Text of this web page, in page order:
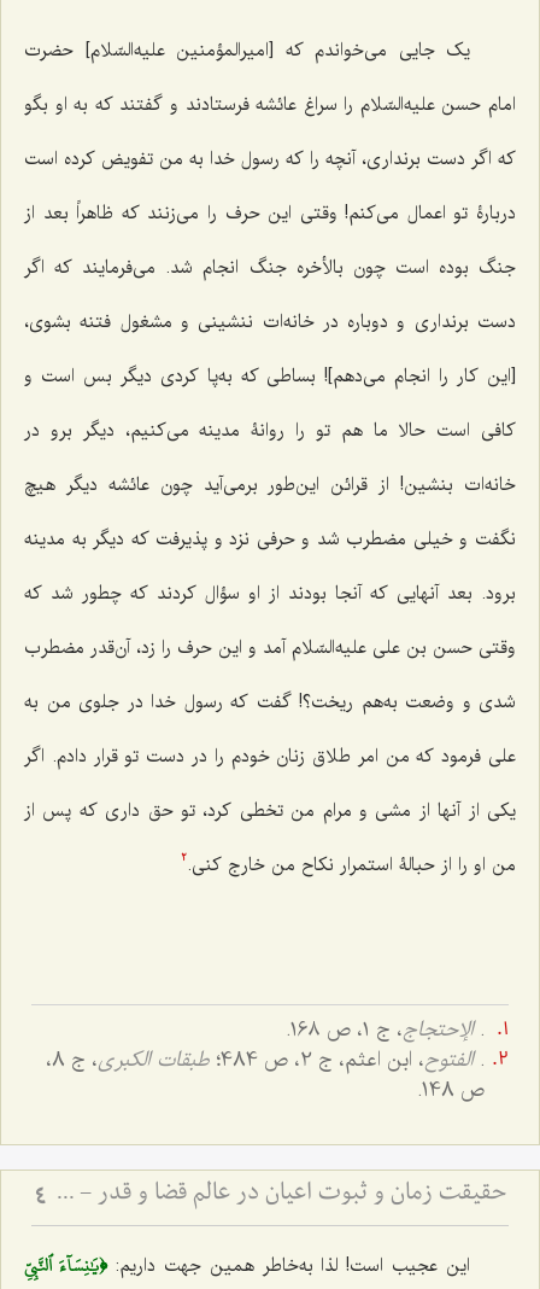
یک جایی می‌خواندم که [امیرالمؤمنین علیه‌السّلام] حضرت
امام حسن علیه‌السّلام را سراغ عائشه فرستادند و گفتند که به او بگو
که اگر دست برنداری، آنچه را که رسول خدا به من تفویض کرده است
دربارۀ تو اعمال می‌کنم! وقتی این حرف را می‌زنند که ظاهراً بعد از
جنگ بوده است چون بالأخره جنگ انجام شد. می‌فرمایند که اگر
دست برنداری و دوباره در خانه‌ات ننشینی و مشغول فتنه بشوی،
[این کار را انجام می‌دهم]! بساطی که به‌پا کردی دیگر بس است و
کافی است حالا ما هم تو را روانۀ مدینه می‌کنیم، دیگر برو در
خانه‌ات بنشین! از قرائن این‌طور برمی‌آید چون عائشه دیگر هیچ
نگفت و خیلی مضطرب شد و حرفی نزد و پذیرفت که دیگر به مدینه
برود. بعد آنهایی که آنجا بودند از او سؤال کردند که چطور شد که
وقتی حسن بن علی علیه‌السّلام آمد و این حرف را زد، آن‌قدر مضطرب
شدی و وضعت به‌هم ریخت؟! گفت که رسول خدا در جلوی من به
علی فرمود که من امر طلاق زنان خودم را در دست تو قرار دادم. اگر
یکی از آنها از مشی و مرام من تخطی کرد، تو حق داری که پس از
من او را از حبالۀ استمرار نکاح من خارج کنی.2
.الإحتجاج، ج ۱، ص ۱6۸.
.الفتوح، ابن اعثم، ج 2، ص 484؛ طبقات الکبری
، ج 8،
ص 148.
حقیقت زمان و ثبوت اعیان در عالم قضا و قدر - تبیین نسبت میان حرکت دهری و تحقق خارجی موجودات 4
این عجیب است! لذا به‌خاطر همین جهت داریم:﴿يَٰنِسَآءَ ٱلنَّبِيِّ